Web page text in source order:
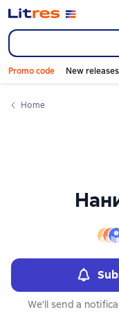
Promo code New releases
Home
We'll send a
Слайдер с книгами
Слайдер с книгами